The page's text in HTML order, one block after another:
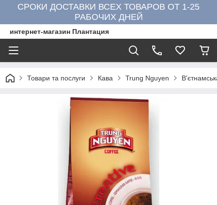
СРОКИ ДОСТАВКИ ВСЕХ ТОВАРОВ ОТ 1-25
РАБОЧИХ ДНЕЙ
интернет-магазин Плантация
Товари та послуги Кава Trung Nguyen